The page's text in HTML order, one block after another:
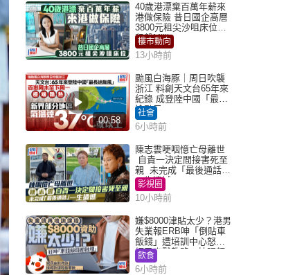
40歲港漂棄百萬年薪來
港做保險 昔日國企高層
3800元租尖沙咀床位｜
租盤Million
樓市動向
13小時前
00:58
颱風白海豚｜周日吹襲
浙江 料創天文台65年來
紀錄 成登陸中國「最長
途颱風」
社會
6小時前
陳志雲哽咽憶亡母離世
自責一決定間接害死至
親 未完成「最後通話」
一生遺憾
影視圈
10小時前
嫌$8000津貼太少？港男
失業報ERB呻「倒貼車
飯錢」遭培訓中心怒轟
網民幽默教路：揀呢類
課程唔會蝕...
飲食
6小時前